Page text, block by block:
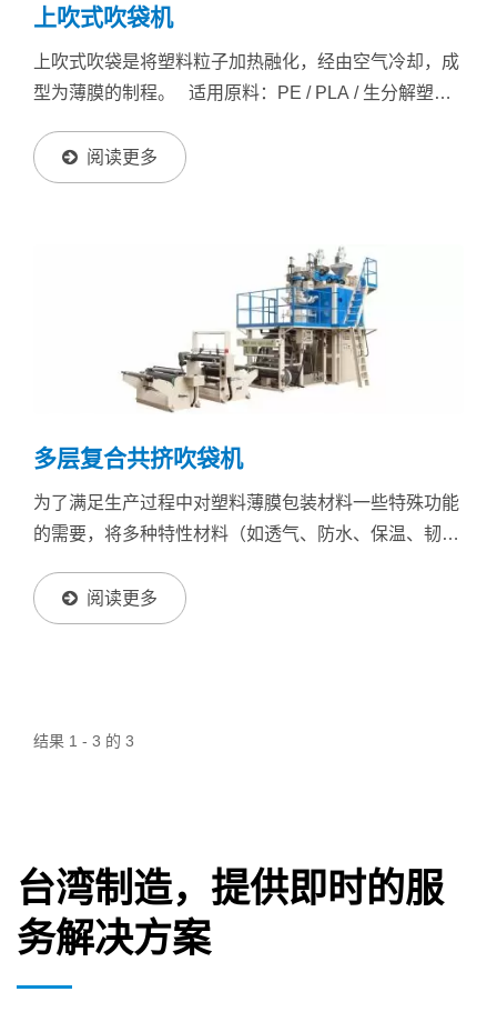
上吹式吹袋机
上吹式吹袋是将塑料粒子加热融化，经由空气冷却，成
型为薄膜的制程。 适用原料：PE / PLA / 生分解塑
阅读更多
多层复合共挤吹袋机
为了满足生产过程中对塑料薄膜包装材料一些特殊功能
的需要，将多种特性材料（如透气、防水、保温、韧性
了多层共挤吹膜机。 适用原料：PP...
阅读更多
结果 1 - 3 的 3
台湾制造，提供即时的服
务解决方案